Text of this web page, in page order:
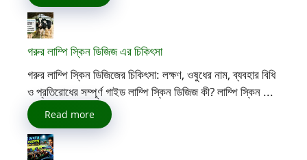
গরুর লাম্পি স্কিন ডিজিজ এর চিকিৎসা
গরুর লাম্পি স্কিন ডিজিজের চিকিৎসা: লক্ষণ, ওষুধের নাম, ব্যবহার বিধি
ও প্রতিরোধের সম্পূর্ণ গাইড লাম্পি স্কিন ডিজিজ কী? লাম্পি স্কিন ...
Read more